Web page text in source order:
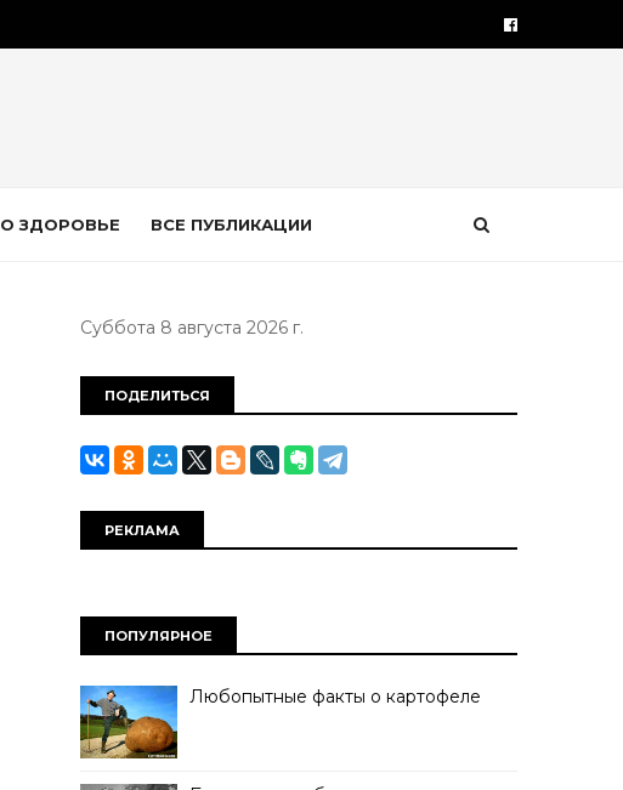
О ЗДОРОВЬЕ ВСЕ ПУБЛИКАЦИИ
Суббота 8 августа 2026 г.
ПОДЕЛИТЬСЯ
РЕКЛАМА
ПОПУЛЯРНОЕ
Любопытные факты о картофеле